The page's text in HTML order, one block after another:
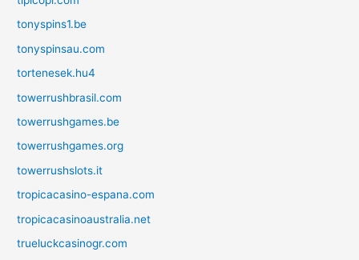
tonyspins1.be
tonyspinsau.com
tortenesek.hu4
towerrushbrasil.com
towerrushgames.be
towerrushgames.org
towerrushslots.it
tropicacasino-espana.com
tropicacasinoaustralia.net
trueluckcasinogr.com